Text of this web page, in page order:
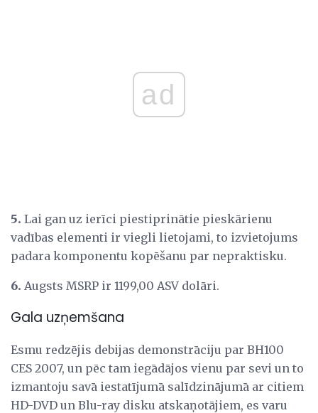
ad
5. Lai gan uz ierīci piestiprinātie pieskārienu
vadības elementi ir viegli lietojami, to izvietojums
padara komponentu kopēšanu par nepraktisku.
6. Augsts MSRP ir 1199,00 ASV dolāri.
Gala uzņemšana
Esmu redzējis debijas demonstrāciju par BH100
CES 2007, un pēc tam iegādājos vienu par sevi un to
izmantoju savā iestatījumā salīdzinājumā ar citiem
HD-DVD un Blu-ray disku atskaņotājiem, es varu